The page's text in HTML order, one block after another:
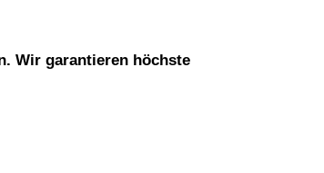
Wir garantieren höchste